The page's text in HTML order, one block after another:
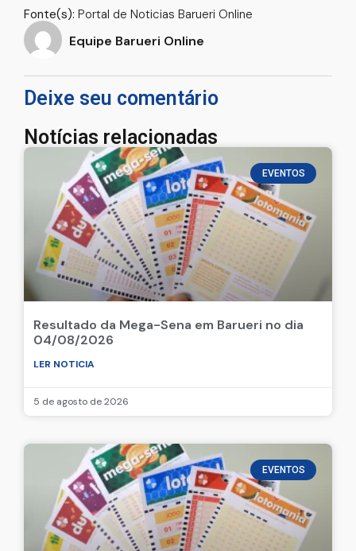
Fonte(s): Portal de Noticias Barueri Online
Equipe Barueri Online
Deixe seu comentário
Notícias relacionadas
EVENTOS
Resultado da Mega-Sena em Barueri no dia
04/08/2026
LER NOTICIA
5 de agosto de 2026
EVENTOS